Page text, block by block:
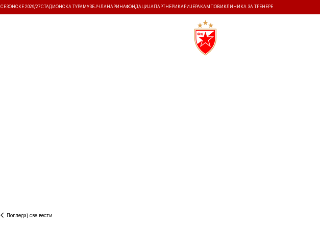
СЕЗОНСКЕ 2026/27СТАДИОНСКА ТУРА МУЗЕЈ ЧЛАНАРИНАФОНДАЦИЈА ПАРТНЕРИ КАРИЈЕРА КАМПОВИ КЛИНИКА ЗА ТРЕНЕРЕ
Погледај све вести